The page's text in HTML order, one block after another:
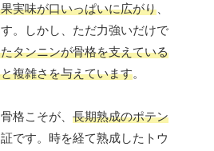
実味が口いっぱいに広がり
。しかし、ただ力強いだけで
タンニンが骨格を支えている
複雑さを与えています。
格こそが、 長期熟成のポテン
です。時を経て熟成したトウ